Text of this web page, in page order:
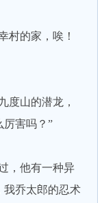
的家，唉！
山的潜龙，
厉害吗？”
，他有一种异
我乔太郎的忍术